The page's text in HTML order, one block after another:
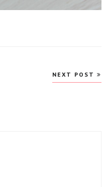
NEXT POST